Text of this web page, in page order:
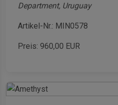
Department, Uruguay
Artikel-Nr.: MIN0578
Preis: 960,00 EUR